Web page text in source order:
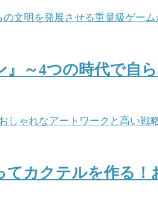
～4つの時代で自
てカクテルを作る